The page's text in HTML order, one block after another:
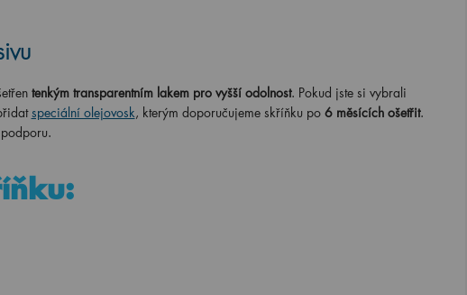
tenkým transparentním lakem pro vyšší odolnost. Pokud jste si vybrali
speciální olejovosk, kterým doporučujeme skříňku po 6 měsících ošetřit.